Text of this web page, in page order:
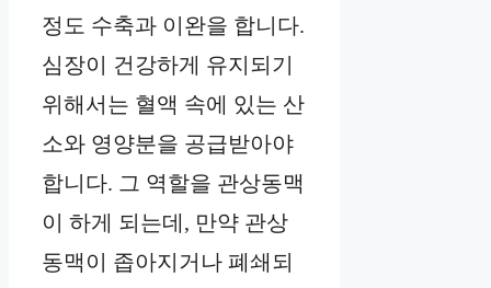
정도 수축과 이완을 합니다.
심장이 건강하게 유지되기
위해서는 혈액 속에 있는 산
소와 영양분을 공급받아야
합니다. 그 역할을 관상동맥
이 하게 되는데, 만약 관상
동맥이 좁아지거나 폐쇄되